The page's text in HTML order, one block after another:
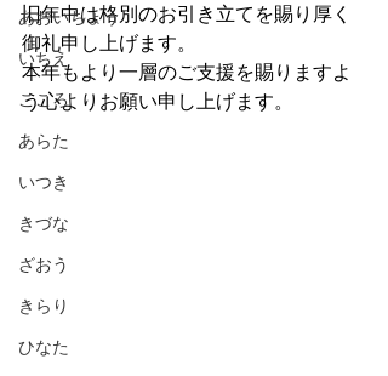
あおいちょう
いちえ
こころ
あらた
いつき
きづな
ざおう
きらり
ひなた
旧年中は格別のお引き立てを賜り厚く
御礼申し上げます。
本年もより一層のご支援を賜りますよ
う心よりお願い申し上げます。